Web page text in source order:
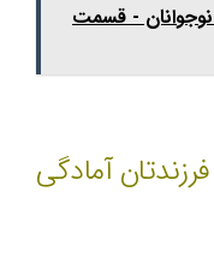
نوجوانان - قسمت
آمادگی